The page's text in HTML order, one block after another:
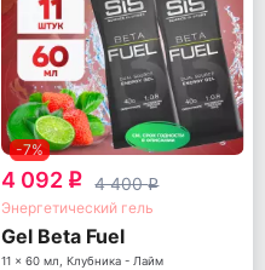
-7%
4 092 q 4 400q
Энергетический гель
Gel Beta Fuel
11 x 60 мл, Клубника - Лайм